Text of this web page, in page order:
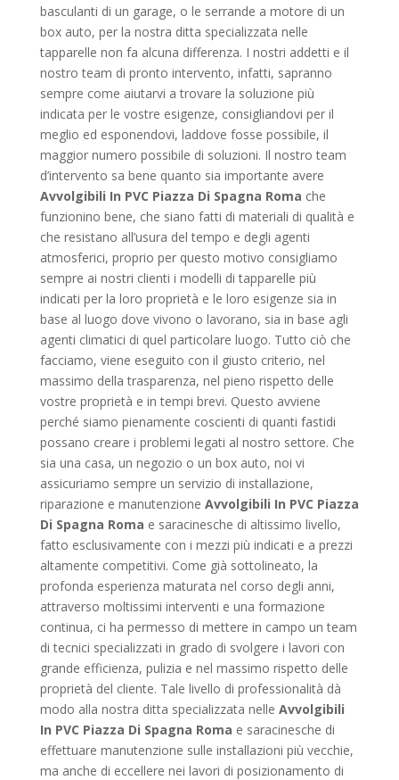
basculanti di un garage, o le serrande a motore di un
box auto, per la nostra ditta specializzata nelle
tapparelle non fa alcuna differenza. I nostri addetti e il
nostro team di pronto intervento, infatti, sapranno
sempre come aiutarvi a trovare la soluzione più
indicata per le vostre esigenze, consigliandovi per il
meglio ed esponendovi, laddove fosse possibile, il
maggior numero possibile di soluzioni. Il nostro team
d’intervento sa bene quanto sia importante avere
Avvolgibili In PVC Piazza Di Spagna Roma che
funzionino bene, che siano fatti di materiali di qualità e
che resistano all’usura del tempo e degli agenti
atmosferici, proprio per questo motivo consigliamo
sempre ai nostri clienti i modelli di tapparelle più
indicati per la loro proprietà e le loro esigenze sia in
base al luogo dove vivono o lavorano, sia in base agli
agenti climatici di quel particolare luogo. Tutto ciò che
facciamo, viene eseguito con il giusto criterio, nel
massimo della trasparenza, nel pieno rispetto delle
vostre proprietà e in tempi brevi. Questo avviene
perché siamo pienamente coscienti di quanti fastidi
possano creare i problemi legati al nostro settore. Che
sia una casa, un negozio o un box auto, noi vi
assicuriamo sempre un servizio di installazione,
riparazione e manutenzione Avvolgibili In PVC Piazza
Di Spagna Roma e saracinesche di altissimo livello,
fatto esclusivamente con i mezzi più indicati e a prezzi
altamente competitivi. Come già sottolineato, la
profonda esperienza maturata nel corso degli anni,
attraverso moltissimi interventi e una formazione
continua, ci ha permesso di mettere in campo un team
di tecnici specializzati in grado di svolgere i lavori con
grande efficienza, pulizia e nel massimo rispetto delle
proprietà del cliente. Tale livello di professionalità dà
modo alla nostra ditta specializzata nelle Avvolgibili
In PVC Piazza Di Spagna Roma e saracinesche di
effettuare manutenzione sulle installazioni più vecchie,
ma anche di eccellere nei lavori di posizionamento di